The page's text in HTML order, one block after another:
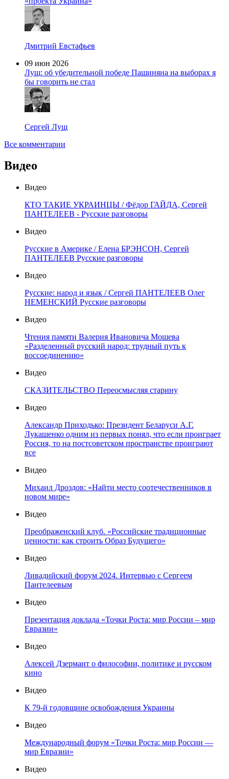
Дмитрий Евстафьев
09 июн 2026
Лущ: об убедительной победе Пашиняна на выборах я
бы говорить не стал
Сергей Лущ
Все комментарии
Видео
Видео
КТО ТАКИЕ УКРАИНЦЫ / Фёдор ГАЙДА, Сергей
ПАНТЕЛЕЕВ - Русские разговоры
Видео
Русские в Америке / Елена БРЭНСОН, Сергей
ПАНТЕЛЕЕВ Русские разговоры
Видео
Русские: народ и язык / Сергей ПАНТЕЛЕЕВ Олег
НЕМЕНСКИЙ Русские разговоры
Видео
Чтения памяти Валерия Ивановича Мошева
«Разделенный русский народ: трудный путь к
воссоединению»
Видео
СКАЗИТЕЛЬСТВО Переосмысляя старину
Видео
Александр Приходько: Президент Беларуси А.Г.
Лукашенко одним из первых понял, что если проиграет
Россия, то на постсоветском пространстве проиграют
все
Видео
Михаил Дроздов: «Найти место соотечественников в
новом мире»
Видео
Преображенский клуб. «Российские традиционные
ценности: как строить Образ Будущего»
Видео
Ливадийский форум 2024. Интервью с Сергеем
Пантелеевым
Видео
Презентация доклада «Точки Роста: мир России – мир
Евразии»
Видео
Алексей Дзермант о философии, политике и русском
кино
Видео
К 79-й годовщине освобождения Украины
Видео
Международный форум «Точки Роста: мир России —
мир Евразии»
Видео